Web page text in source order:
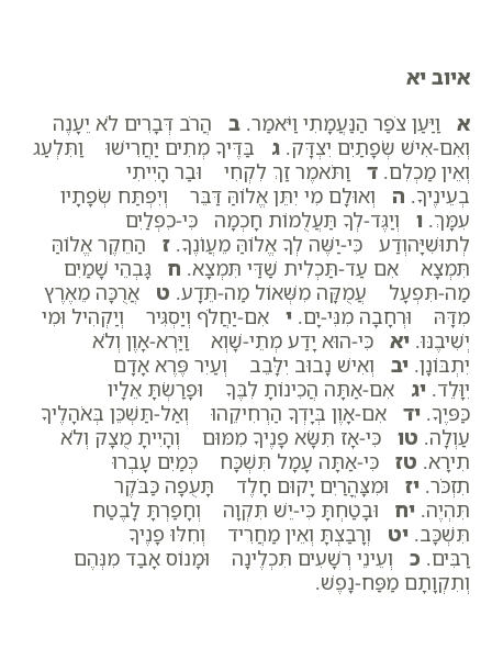
איוב יא
א וַיַּעַן צֹפַר הַנַּעֲמָתִי וַיֹּאמַר. ב הֲרֹב דְּבָרִים לֹא יֵעָנֶה
וְאִם-אִישׁ שְׂפָתַיִם יִצְדָּק. ג בַּדֶּיךָ מְתִים יַחֲרִישׁוּ וַתִּלְעַג
וְאֵין מַכְלִם. ד וַתֹּאמֶר זַךְ לִקְחִי וּבַר הָיִיתִי
בְעֵינֶיךָ. ה וְאוּלָם מִי יִתֵּן אֱלוֹהַּ דַּבֵּר וְיִפְתַּח שְׂפָתָיו
עִמָּךְ. ו וְיַגֶּד-לְךָ תַּעֲלֻמוֹת חָכְמָה כִּי-כִפְלַיִם
לְתוּשִׁיָּהוְדַע כִּי-יַשֶּׁה לְךָ אֱלוֹהַּ מֵעֲו‍ֹנֶךָ. ז הַחֵקֶר אֱלוֹהַּ
תִּמְצָא אִם עַד-תַּכְלִית שַׁדַּי תִּמְצָא. ח גָּבְהֵי שָׁמַיִם
מַה-תִּפְעָל עֲמֻקָּה מִשְּׁאוֹל מַה-תֵּדָע. ט אֲרֻכָּה מֵאֶרֶץ
מִדָּהּ וּרְחָבָה מִנִּי-יָם. י אִם-יַחֲלֹף וְיַסְגִּיר וְיַקְהִיל וּמִי
יְשִׁיבֶנּוּ. יא כִּי-הוּא יָדַע מְתֵי-שָׁוְא וַיַּרְא-אָוֶן וְלֹא
יִתְבּוֹנָן. יב וְאִישׁ נָבוּב יִלָּבֵב וְעַיִר פֶּרֶא אָדָם
יִוָּלֵד. יג אִם-אַתָּה הֲכִינוֹתָ לִבֶּךָ וּפָרַשְׂתָּ אֵלָיו
כַּפּיֶךָ. יד אִם-אָוֶן בְּיָדְךָ הַרְחִיקֵהוּ וְאַל-תַּשְׁכֵּן בְּאֹהָלֶיךָ
עַוְלָה. טו כִּי-אָז תִּשָּׂא פָנֶיךָ מִמּוּם וְהָיִיתָ מֻצָק וְלֹא
תִירָא. טז כִּי-אַתָּה עָמָל תִּשְׁכָּח כְּמַיִם עָבְרוּ
תִזְכֹּר. יז וּמִצָּהֳרַיִם יָקוּם חָלֶד תָּעֻפָה כַּבֹּקֶר
תִּהְיֶה. יח וּבָטַחְתָּ כִּי-יֵשׁ תִּקְוָה וְחָפַרְתָּ לָבֶטַח
תִּשְׁכָּב. יט וְרָבַצְתָּ וְאֵין מַחֲרִיד וְחִלּוּ פָנֶיךָ
רַבִּים. כ וְעֵינֵי רְשָׁעִים תִּכְלֶינָה וּמָנוֹס אָבַד מִנְּהֶם
וְתִקְוָתָם מַפַּח-נָפֶשׁ.